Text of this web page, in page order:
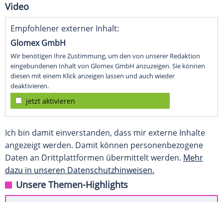
Video
Empfohlener externer Inhalt:
Glomex GmbH
Wir benötigen Ihre Zustimmung, um den von unserer Redaktion
eingebundenen Inhalt von Glomex GmbH anzuzeigen. Sie können
diesen mit einem Klick anzeigen lassen und auch wieder
deaktivieren.
jetzt aktivieren
Ich bin damit einverstanden, dass mir externe Inhalte
angezeigt werden. Damit können personenbezogene
Daten an Drittplattformen übermittelt werden. Mehr
dazu in unseren Datenschutzhinweisen.
Unsere Themen-Highlights